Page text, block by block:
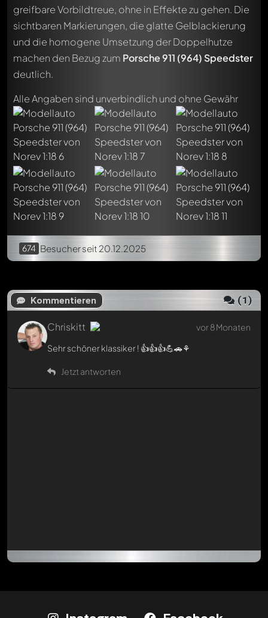
greifbare Vorbildtreue, ohne in Effekte zu gehen. Die
sichtbaren Markierungen, die glatte Gelblackierung
und die homogene Umsetzung der Doppelhutze
machen den Bezug zum Porsche 911 (964) Speedster
deutlich.
Alle Angaben sind unverbindlich und ohne Gewähr
674 Besucherseit 20.12.2025
Kommentieren (1)
Chriskitt
Sehr schöner klassiker ! 👍👍👍💪🚗⚘️
Jetzt antworten
vor 8 Monaten
Sehr schöner klassiker ! 👍👍👍💪🚗⚘️
Jetzt antworten